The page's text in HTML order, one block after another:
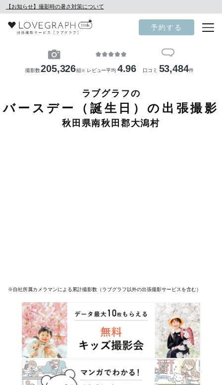
【お知らせ】撮影時の暑さ対策について
予約する
撮影数205,326組 ※ レビュー平均 4.96 口コミ 53,484件
ラブグラフの
バースデー（誕生日）の出張撮影
秋田県南秋田郡大潟村
※自社所属カメラマンによる累計撮影数（ラブグラフ以外の出張撮影サービスを含む）